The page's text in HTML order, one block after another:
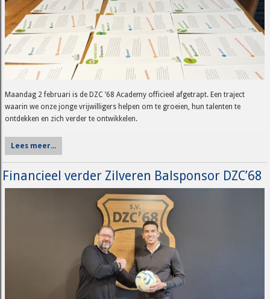
Maandag 2 februari is de DZC ’68 Academy officieel afgetrapt. Een traject
waarin we onze jonge vrijwilligers helpen om te groeien, hun talenten te
ontdekken en zich verder te ontwikkelen.
Lees meer...
Financieel verder Zilveren Balsponsor DZC’68